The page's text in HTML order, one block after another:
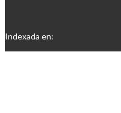
Indexada en: